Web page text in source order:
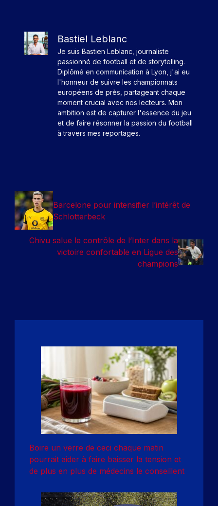
Bastiel Leblanc
Je suis Bastien Leblanc, journaliste
passionné de football et de storytelling.
Diplômé en communication à Lyon, j'ai eu
l'honneur de suivre les championnats
européens de près, partageant chaque
moment crucial avec nos lecteurs. Mon
ambition est de capturer l'essence du jeu
et de faire résonner la passion du football
à travers mes reportages.
Barcelone pour intensifier l’intérêt de
Schlotterbeck
Chivu salue le contrôle de l’Inter dans la
victoire confortable en Ligue des
champions
Boire un verre de ceci chaque matin
pourrait aider à faire baisser la tension et
de plus en plus de médecins le conseillent